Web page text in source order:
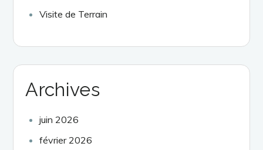
Visite de Terrain
Archives
juin 2026
février 2026